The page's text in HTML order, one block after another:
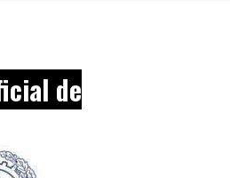
de